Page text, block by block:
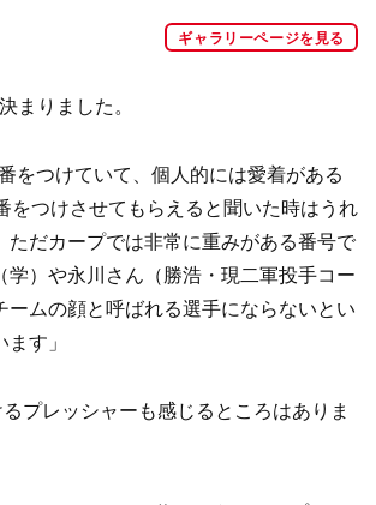
ギャラリーページを見る
まりました。
をつけていて、個人的には愛着がある
をつけさせてもらえると聞いた時はうれ
ただカープでは非常に重みがある番号で
学）や永川さん（勝浩・現二軍投手コー
ームの顔と呼ばれる選手にならないとい
す」
プレッシャーも感じるところはありま